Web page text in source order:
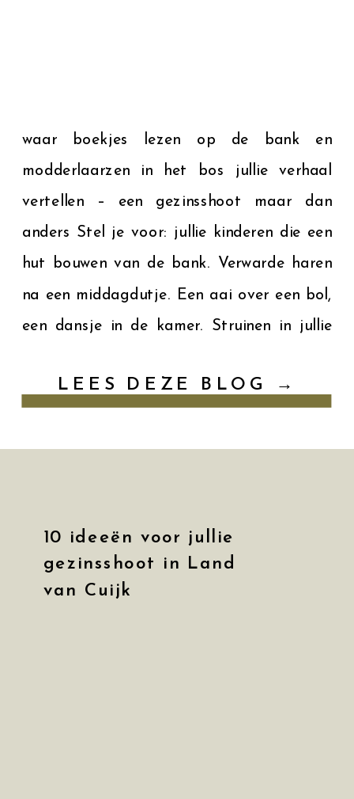
LEES DEZE BLOG →
waar boekjes lezen op de bank en
modderlaarzen in het bos jullie verhaal
vertellen – een gezinsshoot maar dan
anders Stel je voor: jullie kinderen die een
hut bouwen van de bank. Verwarde haren
na een middagdutje. Een aai over een bol,
een dansje in de kamer. Struinen in jullie
10 ideeën voor jullie
gezinsshoot in Land
van Cuijk